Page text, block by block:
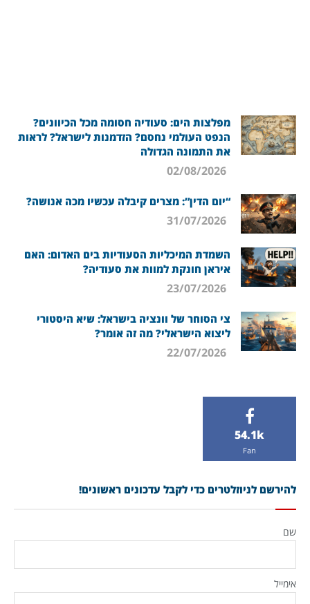
מפלצות הים: סעודיה חסומה מכל הכיוונים?
הנפט העולמי נחסם? הזדמנות לישראל? לראות
את התמונה הגדולה
“יום הדין”: מצרים קיבלה עכשיו מכה אנושה?
השמדת המיכליות הסעודיות בים האדום: האם
איראן חונקת למוות את סעודיה?
צי הסוחר של וונציה בישראל: שיא היסטורי
ליצוא הישראלי? מה זה אומר?
54.1k
Fan
להירשם לניוזלטרים כדי לקבל עדכונים ראשונים!
שם
אימייל